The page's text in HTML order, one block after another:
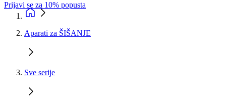
Prijavi se za 10% popusta
Aparati za ŠIŠANJE
Sve serije